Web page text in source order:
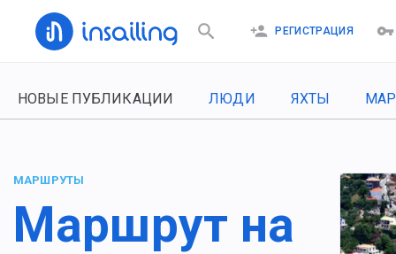
РЕГИСТРАЦИЯ
НОВЫЕ ПУБЛИКАЦИИ ЛЮДИ ЯХТЫ
МАРШРУТЫ
Маршрут на